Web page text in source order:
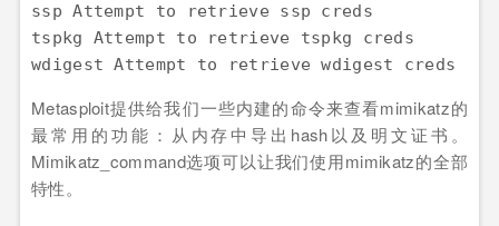
ssp Attempt to retrieve ssp creds
tspkg Attempt to retrieve tspkg creds
wdigest Attempt to retrieve wdigest creds
Metasploit提供给我们一些内建的命令来查看mimikatz的
最常用的功能：从内存中导出hash以及明文证书。
Mimikatz_command选项可以让我们使用mimikatz的全部
特性。